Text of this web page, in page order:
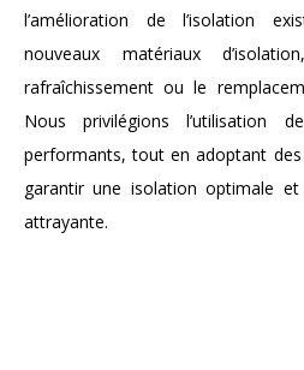
l’amélioration de l’isolation
nouveaux matériaux
rafraîchissement ou le
Nous privilégions l’utilisation
performants, tout en adoptant
garantir une isolation optimale
attrayante.